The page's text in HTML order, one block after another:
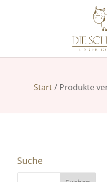
Start/ Produkte
Suche